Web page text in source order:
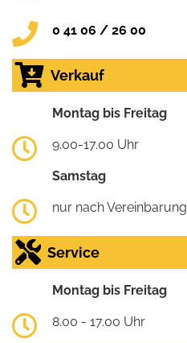
0 41 06 / 26 00
Verkauf
Montag bis Freitag
9.00-17.00 Uhr
Samstag
nur nach Vereinbarung
Service
Montag bis Freitag
8.00 - 17.00 Uhr